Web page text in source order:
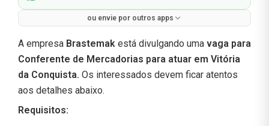
ou envie por outros apps
A empresa Brastemak está divulgando uma vaga para
Conferente de Mercadorias para atuar em Vitória
da Conquista. Os interessados devem ficar atentos
aos detalhes abaixo.
Requisitos: